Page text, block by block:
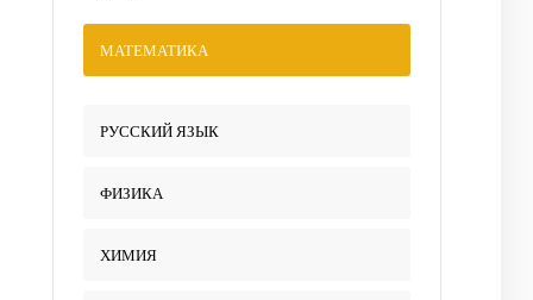
МАТЕМАТИКА
РУССКИЙ ЯЗЫК
ФИЗИКА
ХИМИЯ